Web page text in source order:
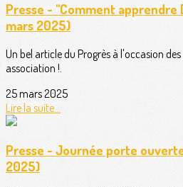
Presse - "Comment apprendre
mars 2025)
Un bel article du Progrès à l'occasion
association !.
25 mars 2025
Lire la suite...
Presse - Journée porte
2025)